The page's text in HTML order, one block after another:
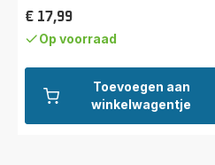
Toevoegen aan
winkelwagentje
Prijs
€ 17,99
Op voorraad